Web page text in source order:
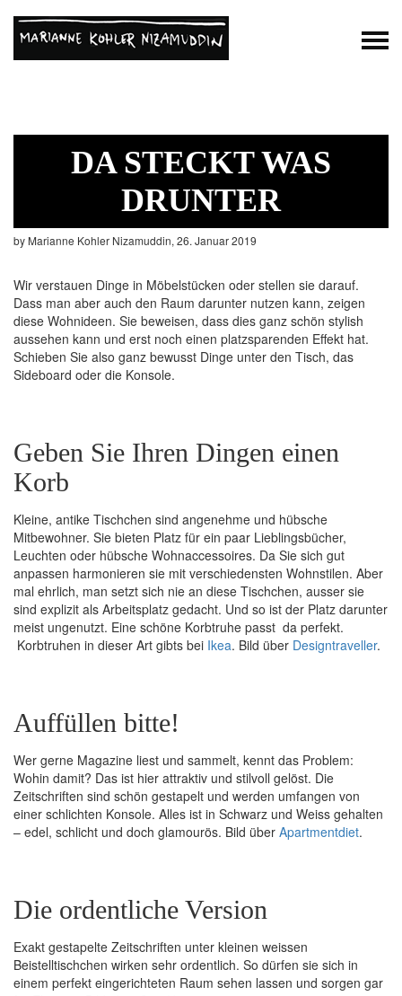
DA STECKT WAS
DRUNTER
by Marianne Kohler Nizamuddin, 26. Januar 2019
Wir verstauen Dinge in Möbelstücken oder stellen sie darauf.
Dass man aber auch den Raum darunter nutzen kann, zeigen
diese Wohnideen. Sie beweisen, dass dies ganz schön stylish
aussehen kann und erst noch einen platzsparenden Effekt hat.
Schieben Sie also ganz bewusst Dinge unter den Tisch, das
Sideboard oder die Konsole.
Geben Sie Ihren Dingen einen
Korb
Kleine, antike Tischchen sind angenehme und hübsche
Mitbewohner. Sie bieten Platz für ein paar Lieblingsbücher,
Leuchten oder hübsche Wohnaccessoires. Da Sie sich gut
anpassen harmonieren sie mit verschiedensten Wohnstilen. Aber
mal ehrlich, man setzt sich nie an diese Tischchen, ausser sie
sind explizit als Arbeitsplatz gedacht. Und so ist der Platz darunter
meist ungenutzt. Eine schöne Korbtruhe passt da perfekt.
Korbtruhen in dieser Art gibts bei Ikea. Bild über Designtraveller.
Auffüllen bitte!
Wer gerne Magazine liest und sammelt, kennt das Problem:
Wohin damit? Das ist hier attraktiv und stilvoll gelöst. Die
Zeitschriften sind schön gestapelt und werden umfangen von
einer schlichten Konsole. Alles ist in Schwarz und Weiss gehalten
– edel, schlicht und doch glamourös. Bild über Apartmentdiet.
Die ordentliche Version
Exakt gestapelte Zeitschriften unter kleinen weissen
Beistelltischchen wirken sehr ordentlich. So dürfen sie sich in
einem perfekt eingerichteten Raum sehen lassen und sorgen gar